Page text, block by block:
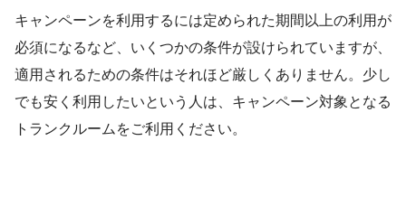
キャンペーンを利用するには定められた期間以上の利用が
必須になるなど、いくつかの条件が設けられていますが、
適用されるための条件はそれほど厳しくありません。少し
でも安く利用したいという人は、キャンペーン対象となる
トランクルームをご利用ください。